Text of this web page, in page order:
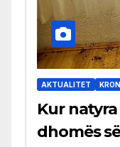
AKTUALITET
Kur
dhomës